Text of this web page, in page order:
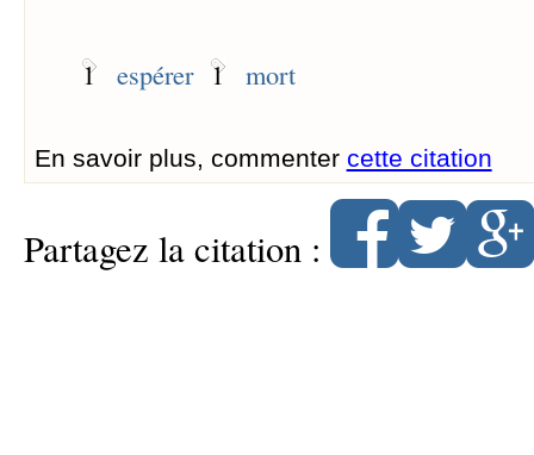
1 espérer 1 mort
En savoir plus, commenter cette citation
Partagez la citation :